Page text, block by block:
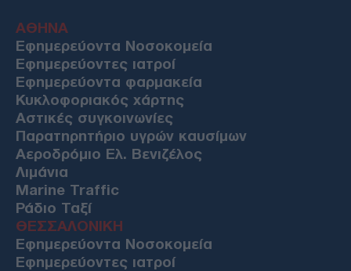
ΑΘΗΝΑ
Εφημερεύοντα Νοσοκομεία
Εφημερεύοντες ιατροί
Εφημερεύοντα φαρμακεία
Κυκλοφοριακός χάρτης
Αστικές συγκοινωνίες
Παρατηρητήριο υγρών καυσίμων
Αεροδρόμιο Ελ. Βενιζέλος
Λιμάνια
Marine Traffic
Ράδιο Ταξί
ΘΕΣΣΑΛΟΝΙΚΗ
Εφημερεύοντα Νοσοκομεία
Εφημερεύοντες ιατροί